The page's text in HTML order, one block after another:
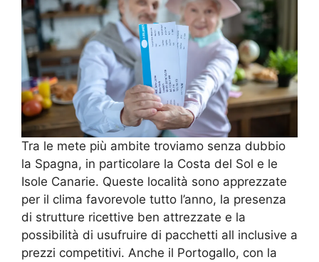
Tra le mete più ambite troviamo senza dubbio
la Spagna, in particolare la Costa del Sol e le
Isole Canarie. Queste località sono apprezzate
per il clima favorevole tutto l’anno, la presenza
di strutture ricettive ben attrezzate e la
possibilità di usufruire di pacchetti all inclusive a
prezzi competitivi. Anche il Portogallo, con la